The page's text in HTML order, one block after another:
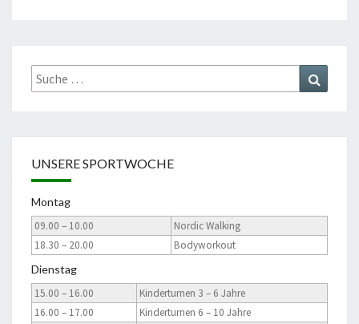
Suche
nach:
UNSERE SPORTWOCHE
Montag
09.00 – 10.00
Nordic Walking
18.30 – 20.00
Bodyworkout
Dienstag
15.00 – 16.00
Kinderturnen 3 – 6 Jahre
16.00 – 17.00
Kinderturnen 6 – 10 Jahre